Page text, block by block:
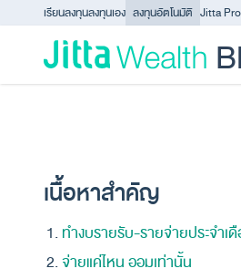
Skip to content - ข้ามไปที่เนื้อหา
เรียนลงทุนลงทุนเอง ลงทุนอัตโนมัติ Jitta
เนื้อหาสำคัญ
ทำงบรายรับ-รายจ่ายประจำเ
จ่ายแค่ไหน ออมเท่านั้น